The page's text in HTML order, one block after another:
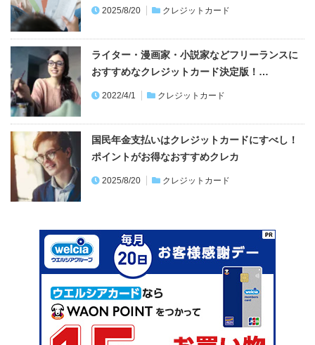
ライター・漫画家・小説家などフリーランスに
クレジットカード
国民年金支払いはクレジットカードにすべし！